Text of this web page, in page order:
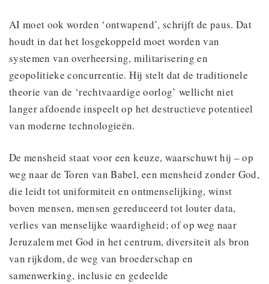
AI moet ook worden ‘ontwapend’, schrijft de paus. Dat
houdt in dat het losgekoppeld moet worden van
systemen van overheersing, militarisering en
geopolitieke concurrentie. Hij stelt dat de traditionele
theorie van de ‘rechtvaardige oorlog’ wellicht niet
langer afdoende inspeelt op het destructieve potentieel
van moderne technologieën.
De mensheid staat voor een keuze, waarschuwt hij – op
weg naar de Toren van Babel, een mensheid zonder God,
die leidt tot uniformiteit en ontmenselijking, winst
boven mensen, mensen gereduceerd tot louter data,
verlies van menselijke waardigheid; of op weg naar
Jeruzalem met God in het centrum, diversiteit als bron
van rijkdom, de weg van broederschap en
samenwerking, inclusie en gedeelde